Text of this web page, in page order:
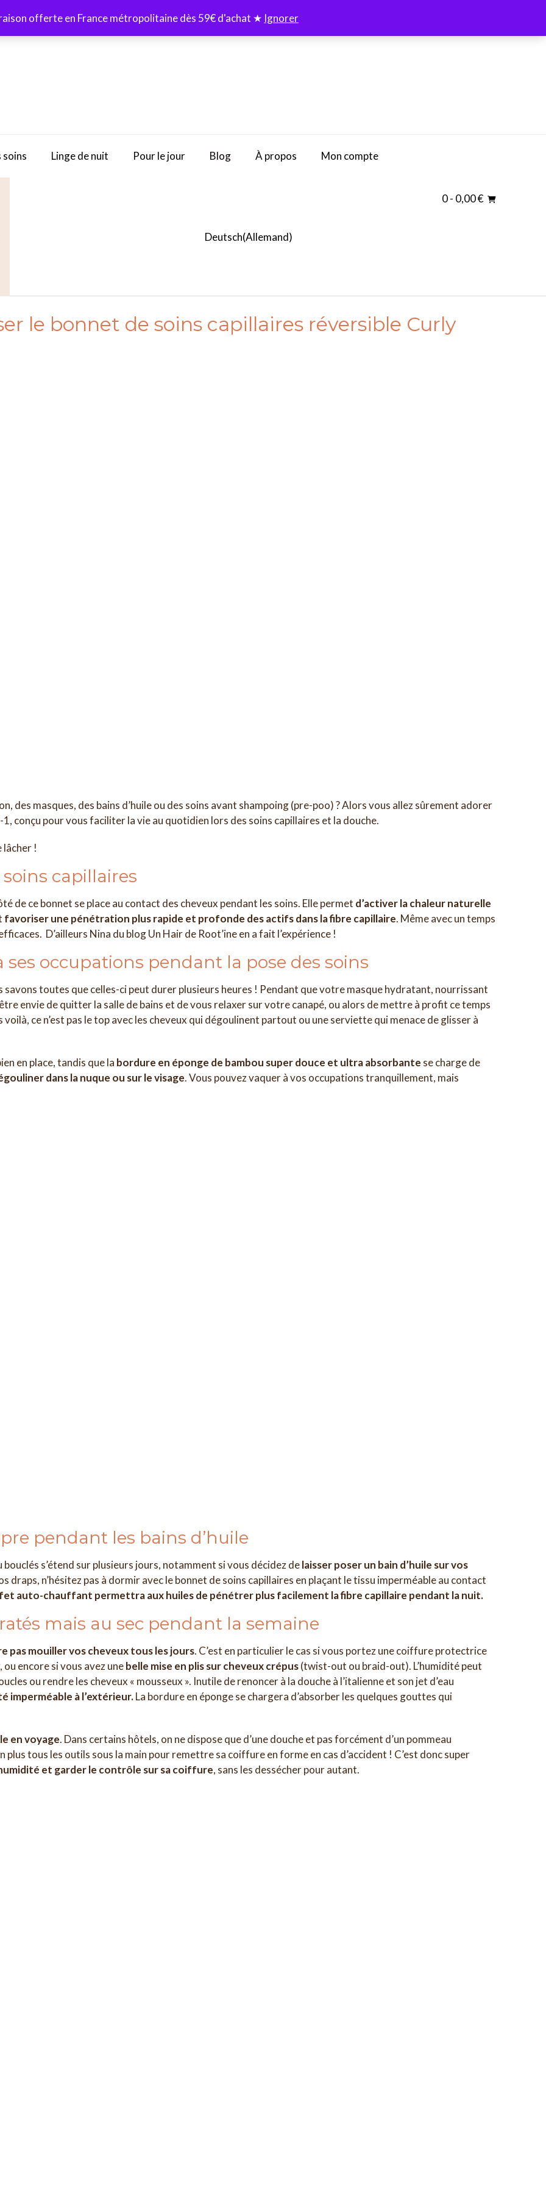
offerte en France métropolitaine dès 59€ d'achat ★ Ignorer
soins Linge de nuit Pour le jour Blog À propos Mon compte
Deutsch(Allemand)
0- 0,00 €
le bonnet de soins capillaires réversible Curly
des masques, des bains d’huile ou des soins avant shampoing (pre-poo) ? Alors vous allez sûrement adorer
conçu pour vous faciliter la vie au quotidien lors des soins capillaires et la douche.
lâcher !
soins capillaires
de ce bonnet se place au contact des cheveux pendant les soins. Elle permet d’activer la chaleur naturelle
favoriser une pénétration plus rapide et profonde des actifs dans la fibre capillaire. Même avec un temps
D’ailleurs Nina du blog Un Hair de Root’ine en a fait l’expérience !
occupations pendant la pose des soins
toutes que celles-ci peut durer plusieurs heures ! Pendant que votre masque hydratant, nourrissant
envie de quitter la salle de bains et de vous relaxer sur votre canapé, ou alors de mettre à profit ce temps
ce n’est pas le top avec les cheveux qui dégoulinent partout ou une serviette qui menace de glisser à
en place, tandis que la bordure en éponge de bambou super douce et ultra absorbante se charge de
dans la nuque ou sur le visage. Vous pouvez vaquer à vos occupations tranquillement, mais
pendant les bains d’huile
s’étend sur plusieurs jours, notamment si vous décidez delaisser poser un bain d’huile sur vos
draps, n’hésitez pas à dormir avec le bonnet de soins capillaires en plaçant le tissu imperméable au contact
auto-chauffant permettra aux huiles de pénétrer plus facilement la fibre capillaire pendant la nuit.
mais au sec pendant la semaine
pas mouiller vos cheveux tous les jours. C’est en particulier le cas si vous portez une coiffure protectrice
encore si vous avez unebelle mise en plis sur cheveux crépus(twist-out ou braid-out). L’humidité peut
ou rendre les cheveux « mousseux ». Inutile de renoncer à la douche à l’italienne et son jet d’eau
imperméable à l’extérieur.La bordure en éponge se chargera d’absorber les quelques gouttes qui
en voyage. Dans certains hôtels, on ne dispose que d’une douche et pas forcément d’un pommeau
plus tous les outils sous la main pour remettre sa coiffure en forme en cas d’accident ! C’est donc super
et garder le contrôle sur sa coiffure, sans les dessécher pour autant.